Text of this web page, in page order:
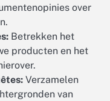
over
Betrekken het
producten en het
Verzamelen
van